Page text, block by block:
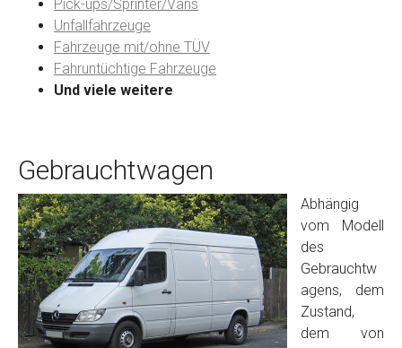
Name*
Email
PLZ und Ort
Foto Nr. 1
Pick-ups/Sprinter/Vans
Unfallfahrzeuge
Fahrzeuge mit/ohne TÜV
Fahruntüchtige Fahrzeuge
Und viele weitere
Gebrauchtwagen
Abhängig
vom Modell
des
Gebrauchtw
agens, dem
Zustand,
dem von